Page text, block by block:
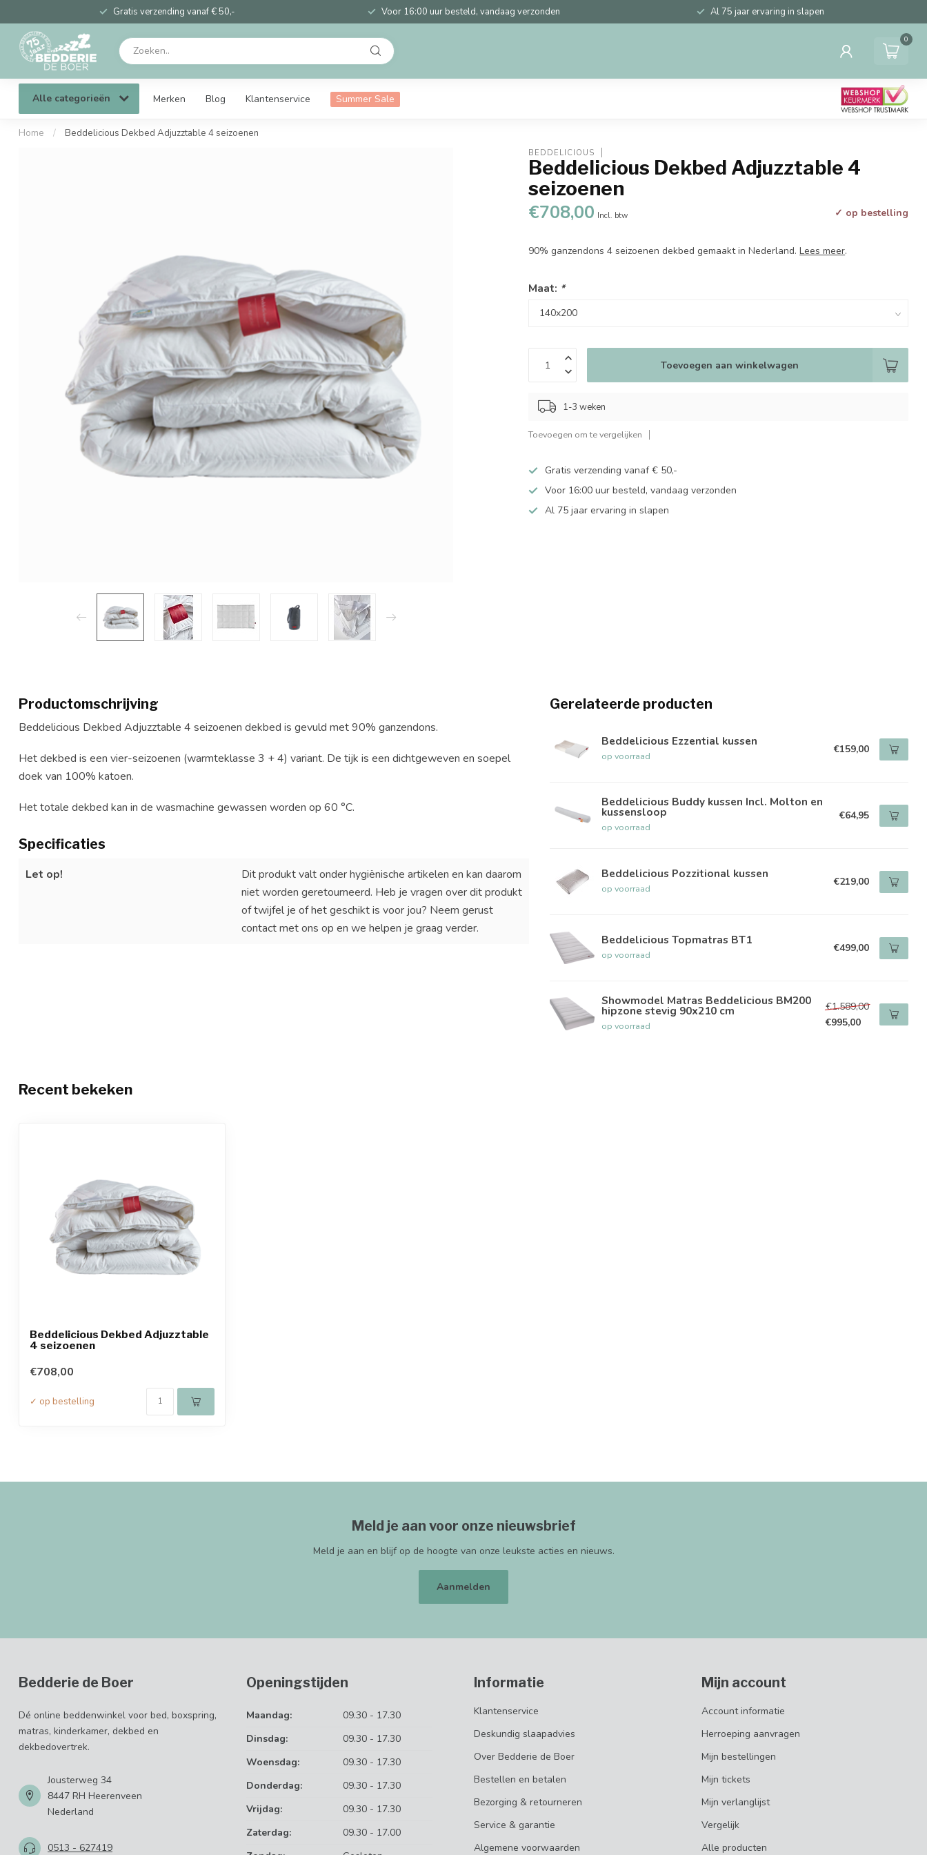
Gratis verzending vanaf € 50,- Voor 16:00 uur besteld, vandaag verzonden Al 75 jaar ervaring in slapen
0
Alle categorieën Merken Blog Klantenservice Summer Sale
Home / Beddelicious Dekbed Adjuzztable 4 seizoenen
BEDDELICIOUS
Beddelicious Dekbed Adjuzztable 4
seizoenen
€708,00 Incl. btw ✓ op bestelling
90% ganzendons 4 seizoenen dekbed gemaakt in Nederland.Lees meer.
Maat: *
Toevoegen aan winkelwagen
1-3 weken
Toevoegen om te vergelijken
Gratis verzending vanaf € 50,-
Voor 16:00 uur besteld, vandaag verzonden
Al 75 jaar ervaring in slapen
Productomschrijving
Beddelicious Dekbed Adjuzztable 4 seizoenen dekbed is gevuld met 90% ganzendons.
Het dekbed is een vier-seizoenen (warmteklasse 3 + 4) variant. De tijk is een dichtgeweven en soepel
doek van 100% katoen.
Het totale dekbed kan in de wasmachine gewassen worden op 60 °C.
Specificaties
Let op!
Dit produkt valt onder hygiënische artikelen en kan daarom
niet worden geretourneerd. Heb je vragen over dit produkt
of twijfel je of het geschikt is voor jou? Neem gerust
contact met ons op en we helpen je graag verder.
Gerelateerde producten
Beddelicious Ezzential kussen
op voorraad €159,00
Beddelicious Buddy kussen Incl. Molton en
kussensloop
op voorraad
€64,95
Beddelicious Pozzitional kussen
op voorraad €219,00
Beddelicious Topmatras BT1
op voorraad €499,00
Showmodel Matras Beddelicious BM200
hipzone stevig 90x210 cm
op voorraad
€1.589,00
€995,00
Recent bekeken
Beddelicious Dekbed Adjuzztable
4 seizoenen
€708,00
✓ op bestelling
Meld je aan voor onze nieuwsbrief
Meld je aan en blijf op de hoogte van onze leukste acties en nieuws.
Aanmelden
Bedderie de Boer
Dé online beddenwinkel voor bed, boxspring,
matras, kinderkamer, dekbed en
dekbedovertrek.
Jousterweg 34
8447 RH Heerenveen
Nederland
0513 - 627419
Openingstijden
Maandag:
09.30 - 17.30
Dinsdag:
09.30 - 17.30
Woensdag:
09.30 - 17.30
Donderdag:
09.30 - 17.30
Vrijdag:
09.30 - 17.30
Zaterdag:
09.30 - 17.00
Informatie
Klantenservice
Deskundig slaapadvies
Over Bedderie de Boer
Bestellen en betalen
Bezorging & retourneren
Service & garantie
Algemene voorwaarden
Mijn account
Account informatie
Herroeping aanvragen
Mijn bestellingen
Mijn tickets
Mijn verlanglijst
Vergelijk
Alle producten